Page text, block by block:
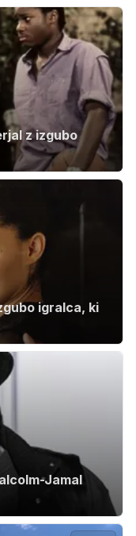
z izgubo
igralca, ki
Jamal